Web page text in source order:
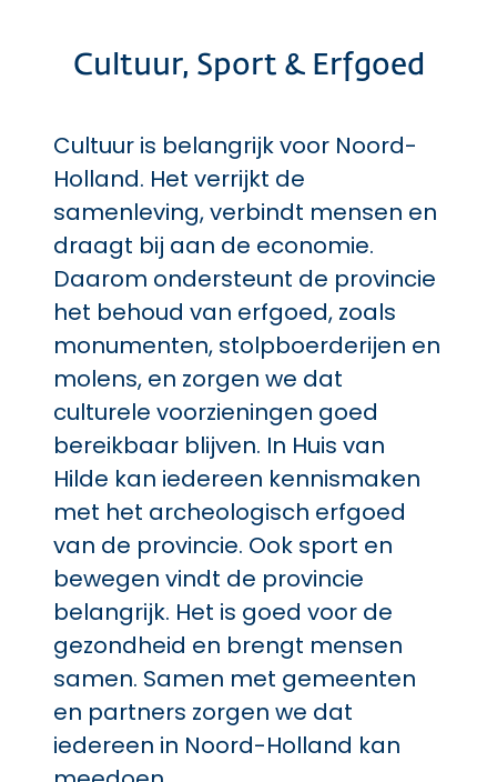
Cultuur, Sport & Erfgoed
Cultuur is belangrijk voor Noord-
Holland. Het verrijkt de
samenleving, verbindt mensen en
draagt bij aan de economie.
Daarom ondersteunt de provincie
het behoud van erfgoed, zoals
monumenten, stolpboerderijen en
molens, en zorgen we dat
culturele voorzieningen goed
bereikbaar blijven. In Huis van
Hilde kan iedereen kennismaken
met het archeologisch erfgoed
van de provincie. Ook sport en
bewegen vindt de provincie
belangrijk. Het is goed voor de
gezondheid en brengt mensen
samen. Samen met gemeenten
en partners zorgen we dat
iedereen in Noord-Holland kan